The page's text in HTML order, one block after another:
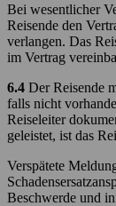
Bei wesentlicher
Reisende den
verlangen. Das
im Vertrag
6.4 Der Reisende
falls nicht
Reiseleiter
geleistet, ist das
Verspätete
Beschwerde und